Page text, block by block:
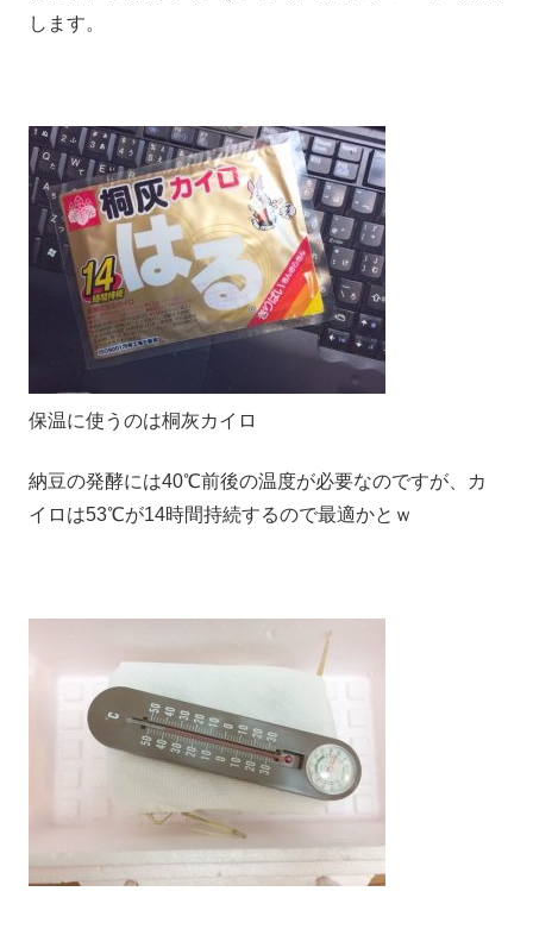
します。
保温に使うのは桐灰カイロ
納豆の発酵には40℃前後の温度が必要なのですが、カ
イロは53℃が14時間持続するので最適かとｗ